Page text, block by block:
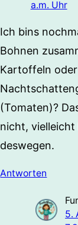
a.m. Uhr
Ich bins
Bohnen
Kartoffeln
(Tomaten)?
nicht, vielleicht
deswegen.
Antworten
5.